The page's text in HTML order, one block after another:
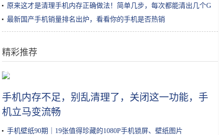
原来这才是清理手机内存正确做法！简单几步，每次都能清出几个G
最新国产手机销量排名出炉，看看你的手机是否热销
精彩推荐
可以用吸管吸着吃的橙子来了！爆汁无渣，徒手可剥！果冻橙了解一下
手机内存不足，别乱清理了，关闭这一功能，手
机立马变流畅
手机壁纸90期｜19张值得珍藏的1080P手机锁屏、壁纸图片